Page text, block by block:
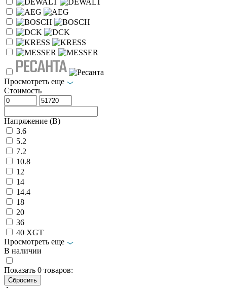
Просмотреть еще
Стоимость
Напряжение (В)
3.6
5.2
7.2
10.8
12
14
14.4
18
20
36
40 XGT
Просмотреть еще
В наличии
Показать 0 товаров: